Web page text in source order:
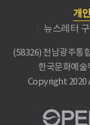
개
뉴스레터
(58326) 전남광주통
한국문화예술
Copyright 2020